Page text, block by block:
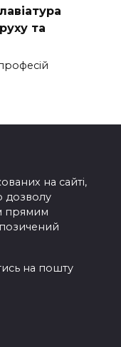
та
на сайті,
дозволу
прямим
на пошту